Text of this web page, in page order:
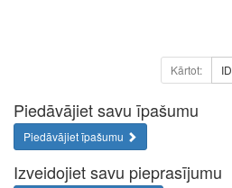
Kārtot: ID
Piedāvājiet savu īpašumu
Piedāvājiet īpašumu
Izveidojiet savu pieprasījumu